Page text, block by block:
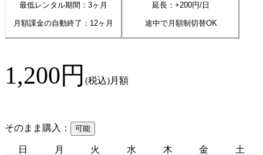
最低レンタル期間：3ヶ月
月額課金の自動終了： 12ヶ月
延長：+200円/日
途中で月額制切替OK
1,200円 (税込)月額
そのまま購入： 可能
日 月 火 水 木 金 土